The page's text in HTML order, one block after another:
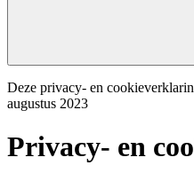
Deze privacy- en
augustus 2023
Privacy- en